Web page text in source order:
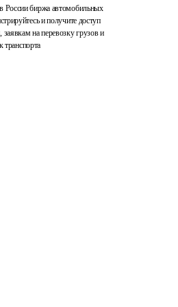
биржа автомобильных
и получите доступ
заявкам на перевозку грузов и
транспорта